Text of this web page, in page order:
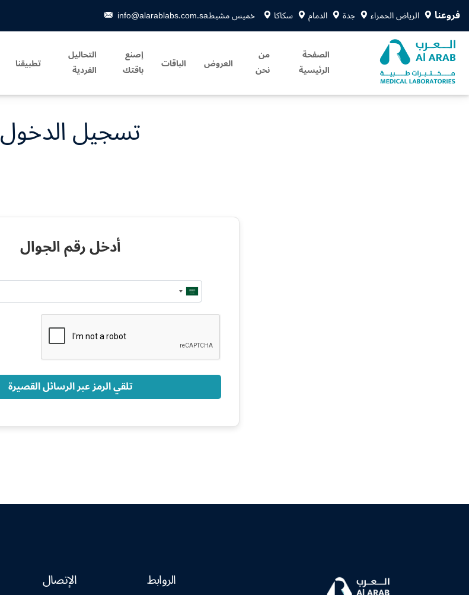
فروعنا الرياض الحمراء جدة الدمام سكاكا خميس مشيطinfo@alarablabs.com.sa
الصفحة
الرئيسية
من
نحن العروض الباقات إصنع
باقتك
التحاليل
الفردية تطبيقنا
تسجيل الدخول
أدخل رقم الجوال
Saudi
Arabia
تلقي الرمز عبر الرسائل القصيرة
الروابط الإتصال